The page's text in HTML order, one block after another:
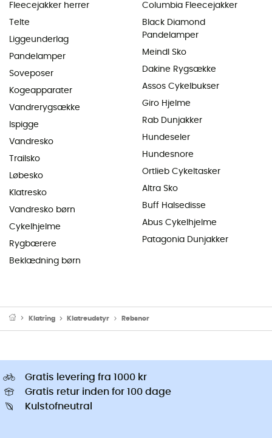
Fleecejakker herrer
Telte
Liggeunderlag
Pandelamper
Soveposer
Kogeapparater
Vandrerygsække
Ispigge
Vandresko
Trailsko
Løbesko
Klatresko
Vandresko børn
Cykelhjelme
Rygbærere
Beklædning børn
Columbia Fleecejakker
Black Diamond
Pandelamper
Meindl Sko
Dakine Rygsække
Assos Cykelbukser
Giro Hjelme
Rab Dunjakker
Hundeseler
Hundesnore
Ortlieb Cykeltasker
Altra Sko
Buff Halsedisse
Abus Cykelhjelme
Patagonia Dunjakker
Klatring Klatreudstyr Rebsnor
Gratis levering fra 1000 kr
Gratis retur inden for 100 dage
Kulstofneutral